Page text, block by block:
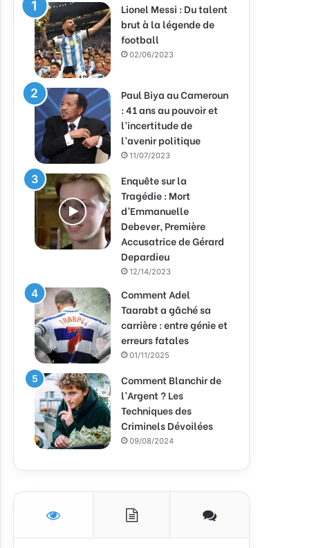
Lionel Messi : Du talent
brut à la légende de
football
02/06/2023
Paul Biya au Cameroun
: 41 ans au pouvoir et
l’incertitude de
l’avenir politique
11/07/2023
Enquête sur la
Tragédie : Mort
d’Emmanuelle
Debever, Première
Accusatrice de Gérard
Depardieu
12/14/2023
Comment Adel
Taarabt a gâché sa
carrière : entre génie et
erreurs fatales
01/11/2025
Comment Blanchir de
l’Argent ? Les
Techniques des
Criminels Dévoilées
09/08/2024